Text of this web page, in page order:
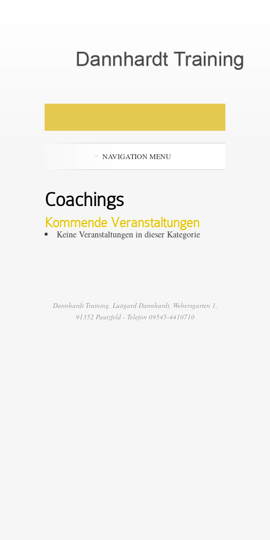
NAVIGATION MENU
Coachings
Kommende Veranstaltungen
Keine Veranstaltungen in dieser Kategorie
Dannhardt Training, Luitgard Dannhardt, Webersgarten 1,
91352 Pautzfeld - Telefon 09545-4410710